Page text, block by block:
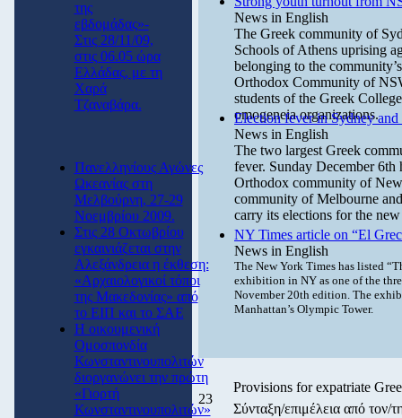
της
εβδομάδας»-
Στις 28/11/09,
στις 06.05 ώρα
Ελλάδας, με τη
Χαρά
Τζαναβάρα.
Πανελληνίους Αγώνες
Ωκεανίας στη
Μελβούρνη, 27-29
Νοεμβρίου 2009.
Στις 28 Οκτωβρίου
εγκαινιάζεται στην
Αλεξάνδρεια η έκθεση:
«Αρχαιολογικοί τόποι
της Μακεδονίας» από
το ΕΙΠ και το ΣΑΕ
Η οικουμενική
Ομοσπονδία
Κωνσταντινουπολιτών
διοργανώνει την πρώτη
«Γιορτή
Κωνσταντινουπολιτών»
News in English
The Greek community of
Schools of Athens uprising
belonging to the
Orthodox Community of
students of the Greek
omogeneia organizations.
Election fever in Sydney
News in English
The two largest Greek
fever. Sunday December 6th
Orthodox community of
community of Melbourne
carry its elections for the
NY Times article on “El
News in English
The New York Times has listed
exhibition in NY as one of the
November 20th edition. The
Manhattan’s Olympic Tower.
23
Provisions for expatriate
Σύνταξη/επιμέλεια από